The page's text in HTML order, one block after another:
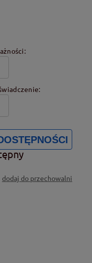
dodaj do przechowalni